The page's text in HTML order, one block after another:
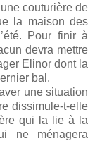
couturière de
la maison des
Pour finir à
devra mettre
Elinor dont la
bal.
une situation
dissimule-t-elle
qui la lie à la
ne ménagera